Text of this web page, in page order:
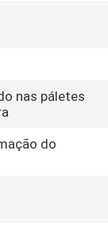
nas páletes
do